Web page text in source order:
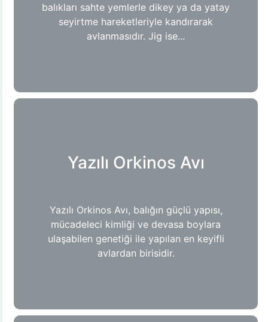
balıkları sahte yemlerle dikey ya da yatay
seyirtme hareketleriyle kandırarak
avlanmasıdır. Jig ise...
Yazılı Orkinos Avı
Yazılı Orkinos Avı, balığın güçlü yapısı,
mücadeleci kimliği ve devasa boylara
ulaşabilen genetiği ile yapılan en keyifli
avlardan birisidir.